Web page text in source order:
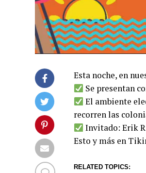
Esta noche, en
Se presentan
El ambiente
recorren las
Invitado: Erik
Esto y más en
RELATED TOPICS: